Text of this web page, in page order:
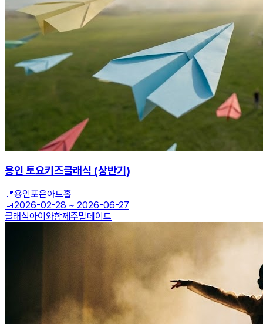
용인 토요키즈클래식 (상반기)
📍용인포은아트홀
📅2026-02-28 ~ 2026-06-27
클래식아이와함께주말데이트